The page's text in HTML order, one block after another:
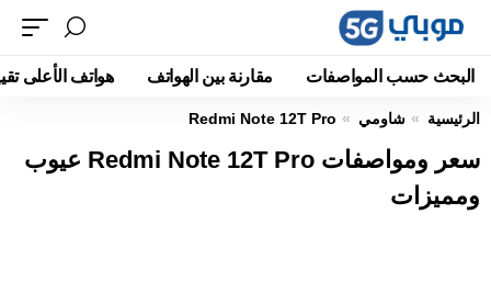
البحث حسب المواصفات مقارنة بين الهواتف هواتف الأعلى
الرئيسية شاومي Redmi Note 12T Pro
سعر ومواصفات Redmi Note 12T Pro عيوب
ومميزات